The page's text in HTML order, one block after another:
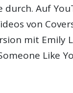
durch. Auf
von
mit Emily
Like